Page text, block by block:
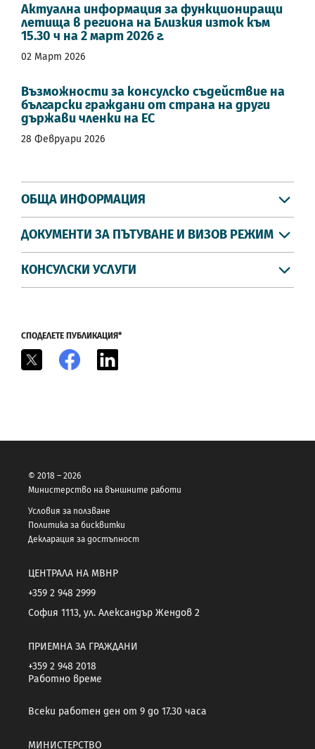
Актуална информация за функциониращи
летища в региона на Близкия изток към
15.30 ч на 2 март 2026 г.
02 Март 2026
Възможности за консулско съдействие на
български граждани от страна на други
държави членки на ЕС
28 Февруари 2026
ОБЩА ИНФОРМАЦИЯ
ДОКУМЕНТИ ЗА ПЪТУВАНЕ И ВИЗОВ РЕЖИМ
КОНСУЛСКИ УСЛУГИ
СПОДЕЛЕТЕ ПУБЛИКАЦИЯ*
Facebook
© 2018 – 2026
Министерство на външните работи
Условия за ползване
Политика за бисквитки
Декларация за достъпност
ЦЕНТРАЛА НА МВНР
+359 2 948 2999
София 1113, ул. Александър Жендов 2
ПРИЕМНА ЗА ГРАЖДАНИ
+359 2 948 2018
Работно време
Всеки работен ден от 9 до 17.30 часа
МИНИСТЕРСТВО